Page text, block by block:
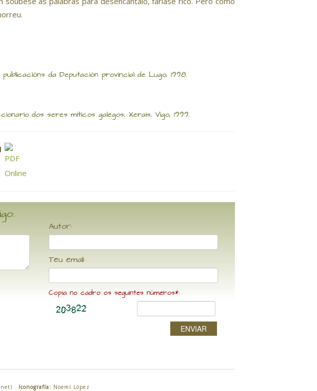
da Deputación provincial de Lugo, 1998.
dos seres míticos galegos, Xerais, Vigo, 1999.
Autor:
Teu email:
Copia no cadro os seguintes números*:
ENVIAR
Iconografía: Noemí López